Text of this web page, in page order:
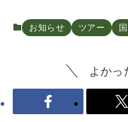
お知らせ ツアー
よかっ